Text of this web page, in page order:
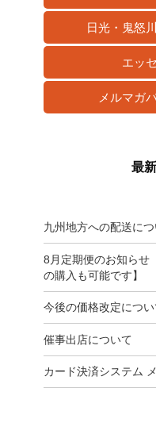
日光・鬼怒
エッ
メルマガ
最
九州地方への配送に
8月定期便のお知らせ
の購入も可能です】
今後の価格改定につい
催事出店について
カード決済システム